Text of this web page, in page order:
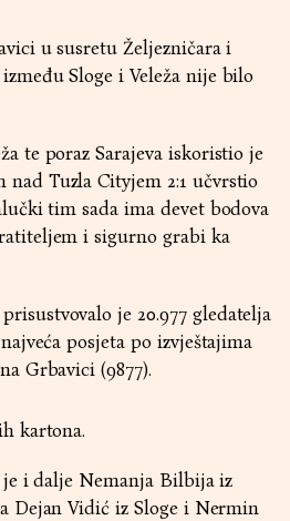
u susretu Željezničara i
Sloge i Veleža nije bilo
te poraz Sarajeva iskoristio je
nad Tuzla Cityjem 2:1 učvrstio
tim sada ima devet bodova
i sigurno grabi ka
je 20.977 gledatelja
posjeta po izvještajima
Grbavici (9877).
kartona.
i dalje Nemanja Bilbija iz
Dejan Vidić iz Sloge i Nermin